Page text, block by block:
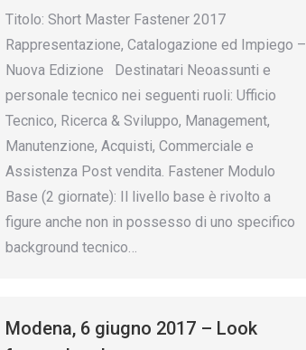
Titolo: Short Master Fastener 2017
Rappresentazione, Catalogazione ed Impiego –
Nuova Edizione Destinatari Neoassunti e
personale tecnico nei seguenti ruoli: Ufficio
Tecnico, Ricerca & Sviluppo, Management,
Manutenzione, Acquisti, Commerciale e
Assistenza Post vendita. Fastener Modulo
Base (2 giornate): Il livello base è rivolto a
figure anche non in possesso di uno specifico
background tecnico…
Modena, 6 giugno 2017 – Look